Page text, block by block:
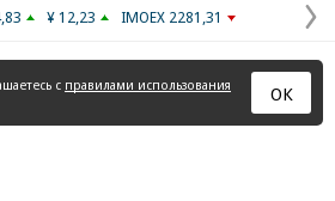
¥ 12,23 IMOEX 2281,31
с правилами использования
ОК